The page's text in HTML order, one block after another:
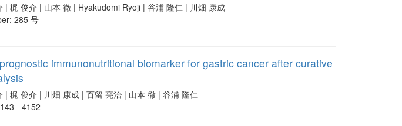
| 梶 俊介 | 山本 徹 | Hyakudomi Ryoji | 谷浦 隆仁 | 川畑 康成
285 号
immunonutritional biomarker for gastric cancer after curative
| 梶 俊介 | 川畑 康成 | 百留 亮治 | 山本 徹 | 谷浦 隆仁
- 4152